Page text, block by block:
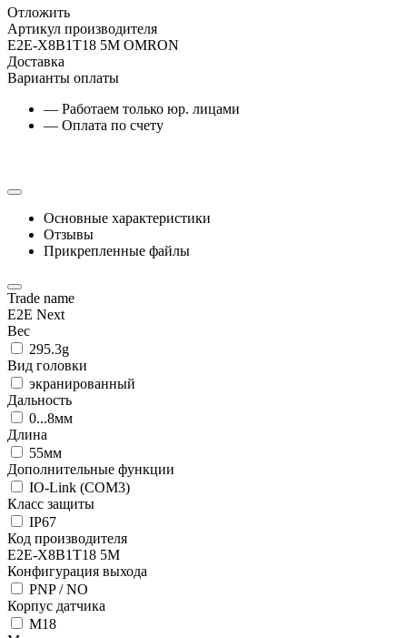
Отложить
Артикул производителя
E2E-X8B1T18 5M OMRON
Доставка
Варианты оплаты
— Работаем только юр. лицами
— Оплата по счету
Основные характеристики
Отзывы
Прикрепленные файлы
Trade name
E2E Next
Вес
295.3g
Вид головки
экранированный
Дальность
0...8мм
Длина
55мм
Дополнительные функции
IO-Link (COM3)
Класс защиты
IP67
Код производителя
E2E-X8B1T18 5M
Конфигурация выхода
PNP / NO
Корпус датчика
М18